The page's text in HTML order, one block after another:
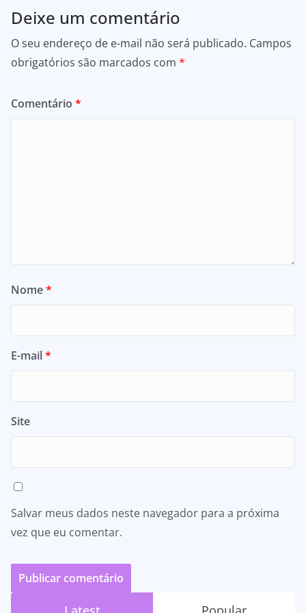
Deixe um comentário
O seu endereço de e-mail não será publicado. Campos
obrigatórios são marcados com *
Comentário *
Nome*
E-mail*
Site
Salvar meus dados neste navegador para a próxima
vez que eu comentar.